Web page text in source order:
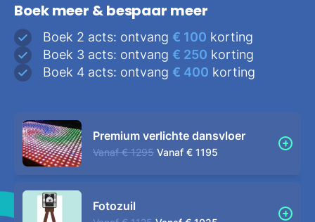
Boek meer & bespaar meer
Boek 2 acts: ontvang € 100 korting
Boek 3 acts: ontvang € 250 korting
Boek 4 acts: ontvang € 400 korting
Premium verlichte dansvloer
Vanaf € 1295 Vanaf € 1195
Fotozuil